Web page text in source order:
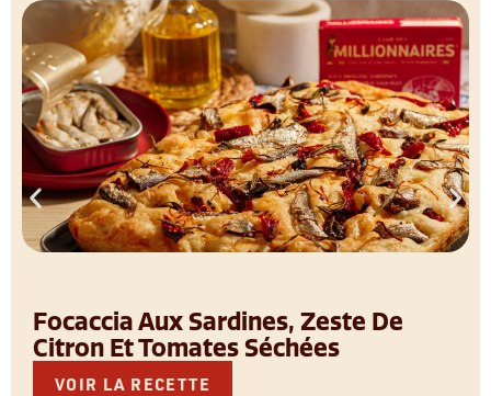
Focaccia Aux Sardines, Zeste De
Citron Et Tomates Séchées
VOIR LA RECETTE